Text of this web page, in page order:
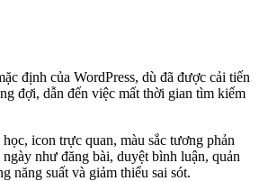
định của WordPress, dù đã được cải tiến
đợi, dẫn đến việc mất thời gian tìm kiếm
icon trực quan, màu sắc tương phản
như đăng bài, duyệt bình luận, quản
năng suất và giảm thiểu sai sót.